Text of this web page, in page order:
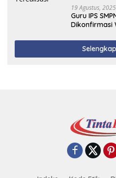
19 Agustus, 2025
Guru IPS
Dikonfirmasi
Terealisasi